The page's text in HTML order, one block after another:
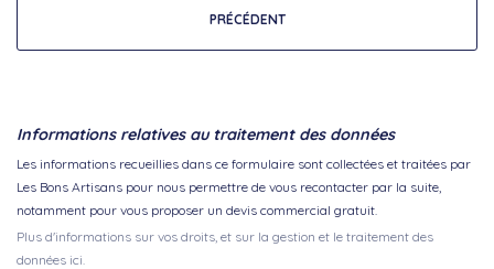
PRÉCÉDENT
Informations relatives au traitement des données
Les informations recueillies dans ce formulaire sont collectées et traitées par
Les Bons Artisans pour nous permettre de vous recontacter par la suite,
notamment pour vous proposer un devis commercial gratuit.
Plus d'informations sur vos droits, et sur la gestion et le traitement des
données ici.